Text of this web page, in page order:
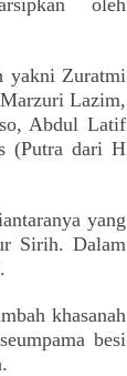
yakni Zuratmi
Lazim,
Abdul Latif
(Putra dari H
yang
Sirih. Dalam
khasanah
besi